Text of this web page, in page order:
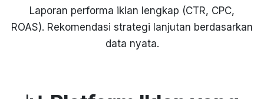
Laporan performa iklan lengkap (CTR, CPC,
ROAS). Rekomendasi strategi lanjutan berdasarkan
data nyata.